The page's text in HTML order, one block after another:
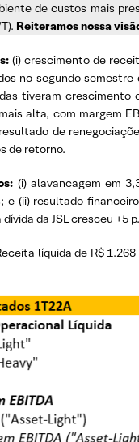
de custos mais
Reiteramos nossa
(i) crescimento de
no segundo
tiveram crescimento
alta, com margem
de
de retorno.
(i) alavancagem em
e (ii) resultado
da JSL cresceu +5
líquida de R$ 1.268